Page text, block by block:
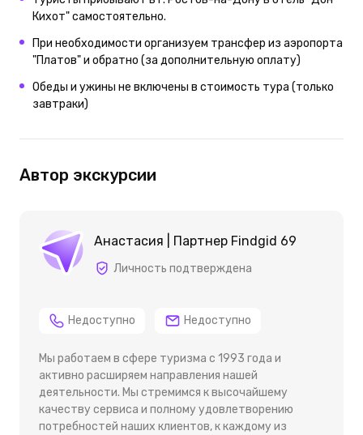
Кихот" самостоятельно.
При необходимости организуем трансфер из аэропорта
"Платов" и обратно (за дополнительную оплату)
Обеды и ужины не включены в стоимость тура (только
завтраки)
Автор экскурсии
Анастасия | Партнер Findgid 69
Личность подтверждена
Недоступно Недоступно
Мы работаем в сфере туризма с 1993 года и
активно расширяем направления нашей
деятельности. Мы стремимся к высочайшему
качеству сервиса и полному удовлетворению
потребностей наших клиентов, к каждому из